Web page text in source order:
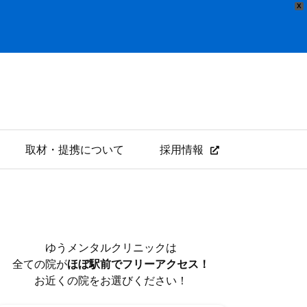
X
取材・提携について 採用情報
ゆうメンタルクリニックは
全ての院がほぼ駅前でフリーアクセス！
お近くの院をお選びください！